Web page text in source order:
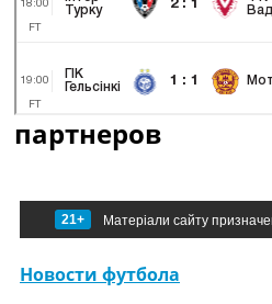
партнеров
21+ Матеріали сайту
Новости футбола